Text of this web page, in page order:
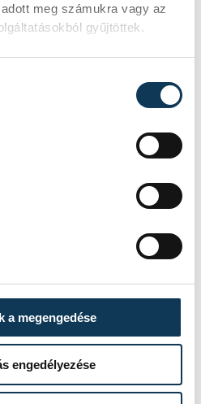
meg számukra vagy az
gyűjtöttek.
a megengedése
engedélyezése